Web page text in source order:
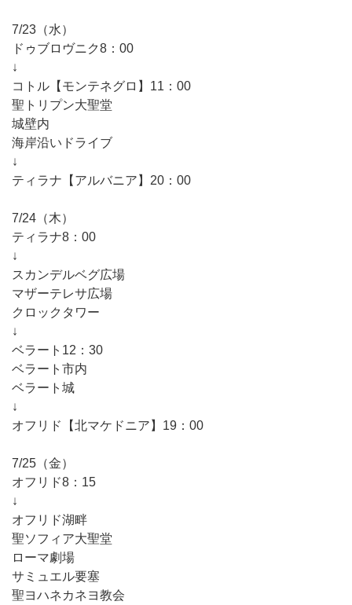
7/23（水）
ドゥブロヴニク8：00
↓
コトル【モンテネグロ】11：00
聖トリプン大聖堂
城壁内
海岸沿いドライブ
↓
ティラナ【アルバニア】20：00
7/24（木）
ティラナ8：00
↓
スカンデルベグ広場
マザーテレサ広場
クロックタワー
↓
ベラート12：30
ベラート市内
ベラート城
↓
オフリド【北マケドニア】19：00
7/25（金）
オフリド8：15
↓
オフリド湖畔
聖ソフィア大聖堂
ローマ劇場
サミュエル要塞
聖ヨハネカネヨ教会